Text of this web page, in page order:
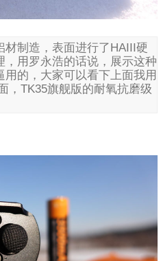
材制造，表面进行了HAIII硬
，用罗永浩的话说，展示这种
的，大家可以看下上面我用
，TK35旗舰版的耐氧抗磨级